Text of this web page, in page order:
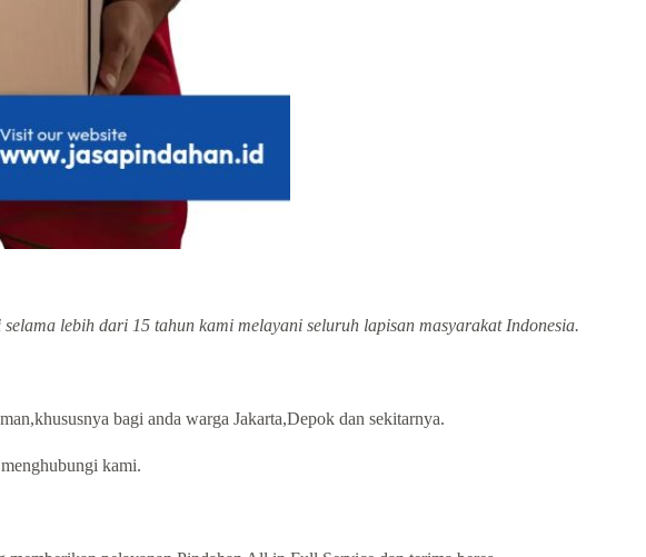
lebih dari 15 tahun kami melayani seluruh lapisan masyarakat Indonesia.
bagi anda warga Jakarta,Depok dan sekitarnya.
kami.